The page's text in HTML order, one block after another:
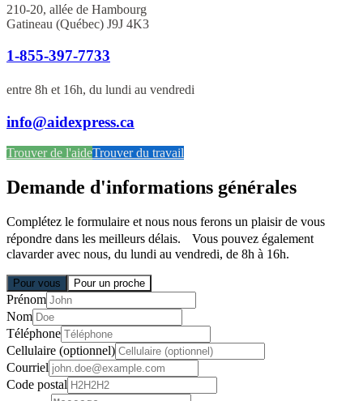
210-20, allée de Hambourg
Gatineau (Québec) J9J 4K3
1-855-397-7733
entre 8h et 16h, du lundi au vendredi
info@aidexpress.ca
Trouver de l'aideTrouver du travail
Demande d'informations générales
Complétez le formulaire et nous nous ferons un plaisir de vous
répondre dans les meilleurs délais. Vous pouvez également
clavarder avec nous, du lundi au vendredi, de 8h à 16h.
Pour vous Pour un proche
Prénom
Nom
Téléphone
Cellulaire (optionnel)
Courriel
Code postal